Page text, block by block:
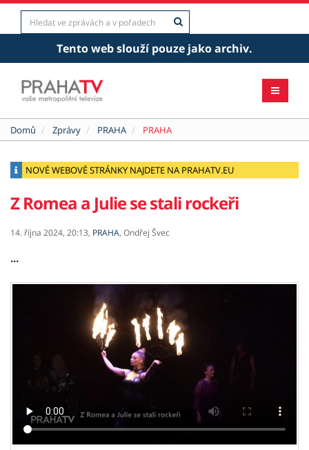
Tento web slouží pouze jako archiv.
Domů Zprávy PRAHA PRAHA
NOVÉ WEBOVÉ STRÁNKY NAJDETE NA PRAHATV.EU
Z Romea a Julie se stali rockeři
14. října 2024, 20:13, PRAHA, Ondřej Švec
...